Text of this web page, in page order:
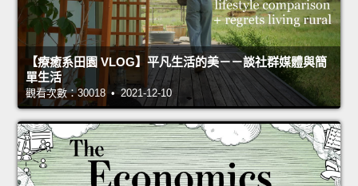
【療癒系田園 VLOG】平凡生活的美－－談社群媒體與簡
單生活
觀看次數：30018 • 2021-12-10